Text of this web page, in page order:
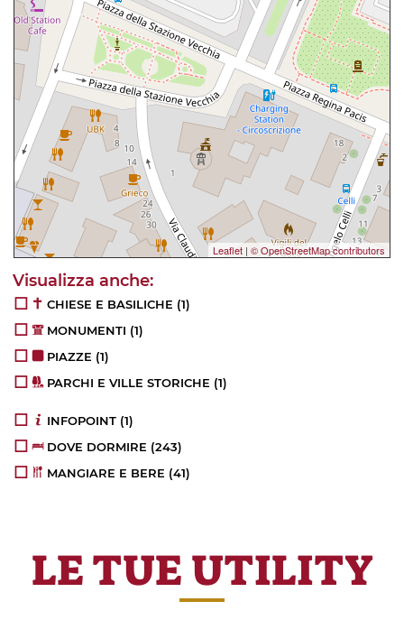
Leaflet | © OpenStreetMap contributors
CHIESE E BASILICHE (1)
MONUMENTI (1)
PIAZZE (1)
PARCHI E VILLE STORICHE (1)
INFOPOINT (1)
DOVE DORMIRE (243)
MANGIARE E BERE (41)
LE TUE UTILITY